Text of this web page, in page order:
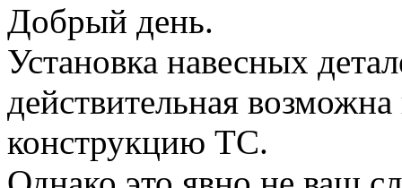
Добрый день.
Установка навесных
действительная
конструкцию ТС.